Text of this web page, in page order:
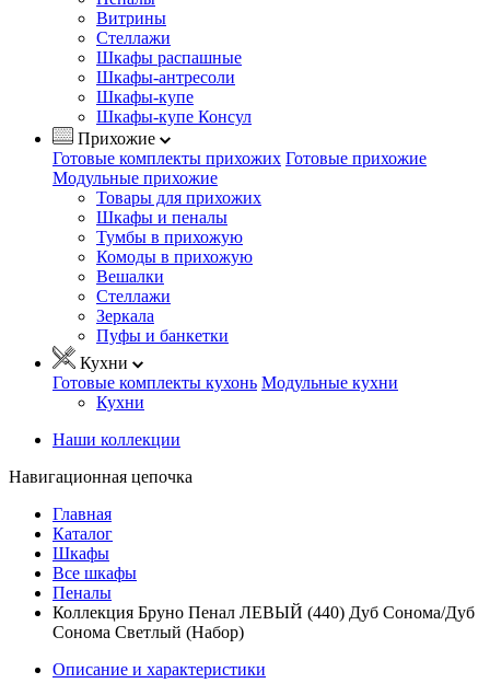
Витрины
Стеллажи
Шкафы распашные
Шкафы-антресоли
Шкафы-купе
Шкафы-купе Консул
Прихожие
Готовые комплекты прихожих Готовые прихожие
Модульные прихожие
Товары для прихожих
Шкафы и пеналы
Тумбы в прихожую
Комоды в прихожую
Вешалки
Стеллажи
Зеркала
Пуфы и банкетки
Кухни
Готовые комплекты кухонь Модульные кухни
Кухни
Наши коллекции
Навигационная цепочка
Главная
Каталог
Шкафы
Все шкафы
Пеналы
Коллекция Бруно Пенал ЛЕВЫЙ (440) Дуб Сонома/Дуб
Сонома Светлый (Набор)
Описание и характеристики